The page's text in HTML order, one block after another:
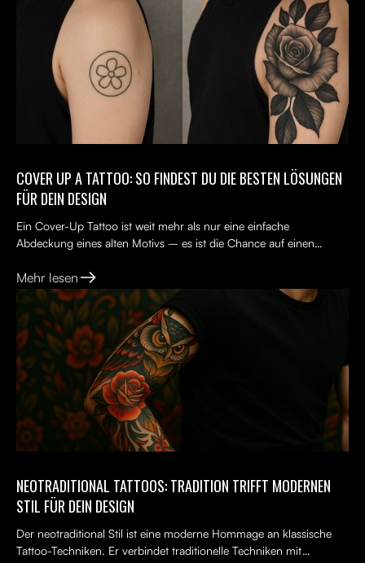
COVER UP A TATTOO: SO FINDEST DU DIE BESTEN LÖSUNGEN
FÜR DEIN DESIGN
Ein Cover-Up Tattoo ist weit mehr als nur eine einfache
Abdeckung eines alten Motivs – es ist die Chance auf einen
Mehr lesen
NEOTRADITIONAL TATTOOS: TRADITION TRIFFT MODERNEN
STIL FÜR DEIN DESIGN
Der neotraditional Stil ist eine moderne Hommage an klassische
Tattoo-Techniken. Er verbindet traditionelle Techniken mit